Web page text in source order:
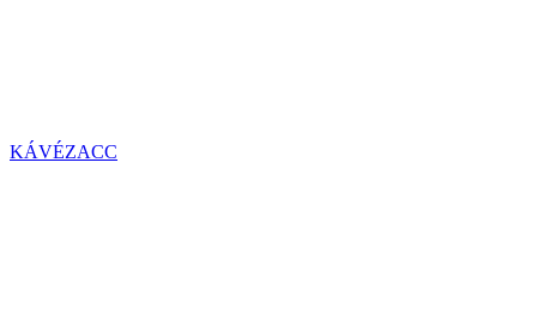
KÁVÉZACC